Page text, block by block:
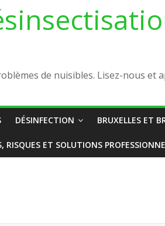
de nuisibles. Lisez-nous et
DÉSINFECTION BRUXELLES ET
RISQUES ET SOLUTIONS